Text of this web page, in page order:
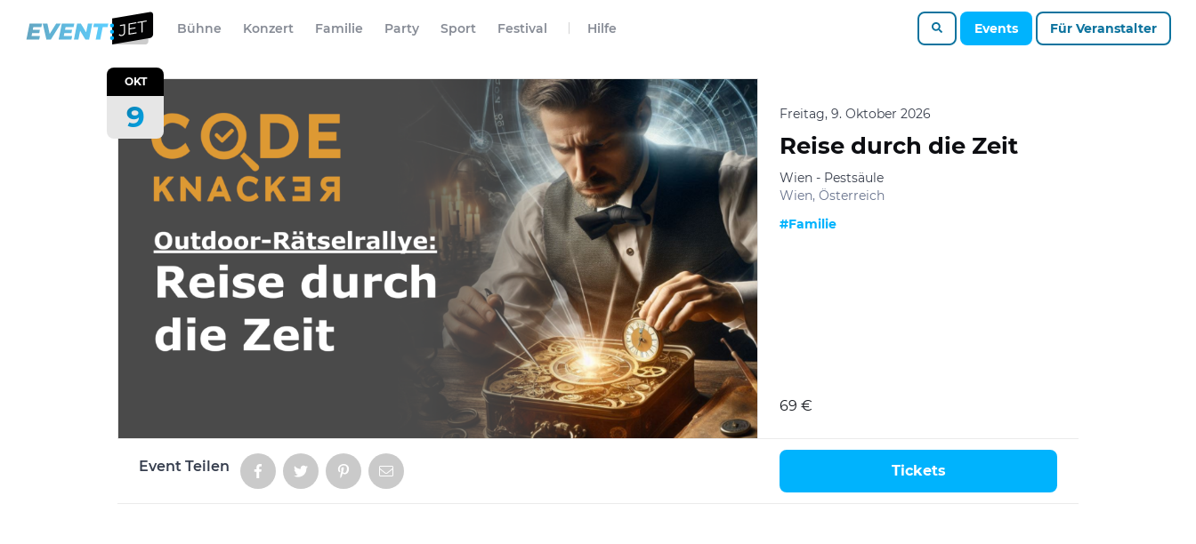
Bühne Konzert Familie Party Sport Festival Hilfe Events Für Veranstalter
OKT
9 Freitag, 9. Oktober 2026
Reise durch die Zeit
Wien - Pestsäule
Wien, Österreich
#Familie
69 €
Event Teilen Tickets